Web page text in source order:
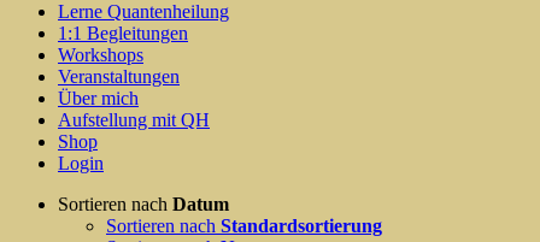
Lerne Quantenheilung
1:1 Begleitungen
Workshops
Veranstaltungen
Über mich
Aufstellung mit QH
Shop
Login
Sortieren nach Datum
Sortieren nach Standardsortierung